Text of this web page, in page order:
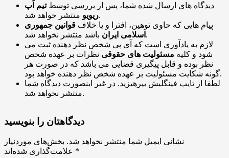
دیدگاه های ارسال شده شما، پس از بررسی توسطتیم اَپ
ریویومنتشر خواهد شد.
پیام هایی که حاوی توهین، افترا و یا خلاف قوانین جمهوری
اسلامی ایران باشد منتشر نخواهد شد.
لازم به یادآوری است که آی پی شخص نظر دهنده ثبت می
شود و کلیه مسئولیت های حقوقی نظرات بر عهده شخص
نظر بوده و قابل پیگیری قضایی می باشد که در صورت هر
گونه شکایت مسئولیت بر عهده شخص نظر دهنده خواهد بود.
لطفا از تایپ فینگلیش بپرهیزید. در غیر اینصورت دیدگاه شما
منتشر نخواهد شد.
دیدگاهتان را بنویسید
نشانی ایمیل شما منتشر نخواهد شد. بخش‌های موردنیاز
*